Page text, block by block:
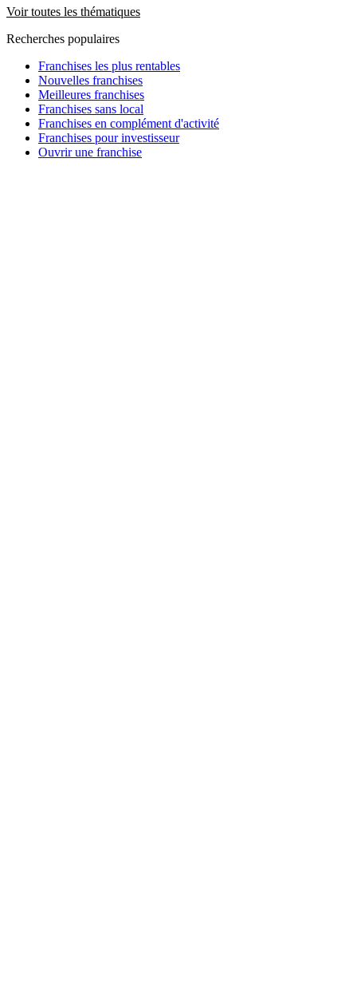
Voir toutes les thématiques
Recherches populaires
Franchises les plus rentables
Nouvelles franchises
Meilleures franchises
Franchises sans local
Franchises en complément d'activité
Franchises pour investisseur
Ouvrir une franchise